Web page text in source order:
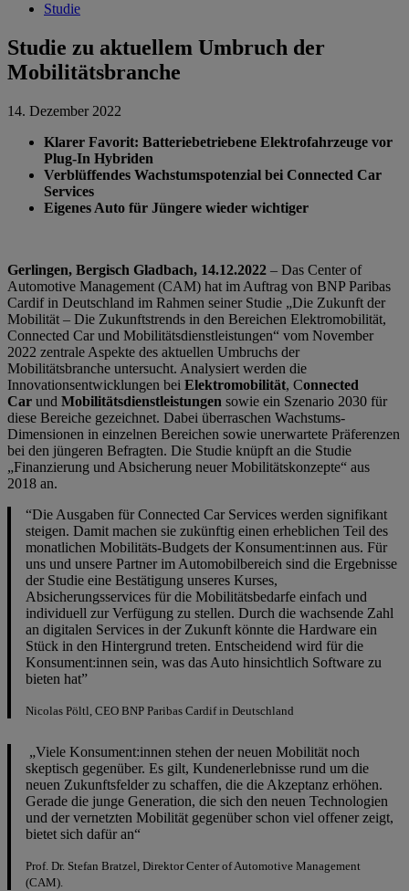
Studie
Studie zu aktuellem Umbruch der
Mobilitätsbranche
14. Dezember 2022
Klarer Favorit: Batteriebetriebene Elektrofahrzeuge vor
Plug-In Hybriden
Verblüffendes Wachstumspotenzial bei Connected Car
Services
Eigenes Auto für Jüngere wieder wichtiger
Gerlingen, Bergisch Gladbach, 14.12.2022 – Das Center of
Automotive Management (CAM) hat im Auftrag von BNP Paribas
Cardif in Deutschland im Rahmen seiner Studie „Die Zukunft der
Mobilität – Die Zukunftstrends in den Bereichen Elektromobilität,
Connected Car und Mobilitätsdienstleistungen“ vom November
2022 zentrale Aspekte des aktuellen Umbruchs der
Mobilitätsbranche untersucht. Analysiert werden die
Innovationsentwicklungen bei Elektromobilität, Connected
Car und Mobilitätsdienstleistungen sowie ein Szenario 2030 für
diese Bereiche gezeichnet. Dabei überraschen Wachstums-
Dimensionen in einzelnen Bereichen sowie unerwartete Präferenzen
bei den jüngeren Befragten. Die Studie knüpft an die Studie
„Finanzierung und Absicherung neuer Mobilitätskonzepte“ aus
2018 an.
“Die Ausgaben für Connected Car Services werden signifikant
steigen. Damit machen sie zukünftig einen erheblichen Teil des
monatlichen Mobilitäts-Budgets der Konsument:innen aus. Für
uns und unsere Partner im Automobilbereich sind die Ergebnisse
der Studie eine Bestätigung unseres Kurses,
Absicherungsservices für die Mobilitätsbedarfe einfach und
individuell zur Verfügung zu stellen. Durch die wachsende Zahl
an digitalen Services in der Zukunft könnte die Hardware ein
Stück in den Hintergrund treten. Entscheidend wird für die
Konsument:innen sein, was das Auto hinsichtlich Software zu
bieten hat”
Nicolas Pöltl, CEO BNP Paribas Cardif in Deutschland
„Viele Konsument:innen stehen der neuen Mobilität noch
skeptisch gegenüber. Es gilt, Kundenerlebnisse rund um die
neuen Zukunftsfelder zu schaffen, die die Akzeptanz erhöhen.
Gerade die junge Generation, die sich den neuen Technologien
und der vernetzten Mobilität gegenüber schon viel offener zeigt,
bietet sich dafür an“
Prof. Dr. Stefan Bratzel, Direktor Center of Automotive Management
(CAM).